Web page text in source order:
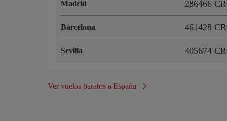
Madrid 286466
Barcelona 461428
Sevilla 405674
Ver vuelos baratos a España